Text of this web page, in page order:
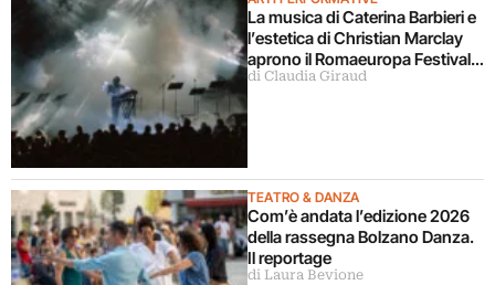
La musica di Caterina Barbieri e
l’estetica di Christian Marclay
aprono il Romaeuropa Festival
2026
di Claudia Giraud
TEATRO & DANZA
Com’è andata l’edizione 2026
della rassegna Bolzano Danza.
Il reportage
di Laura Bevione